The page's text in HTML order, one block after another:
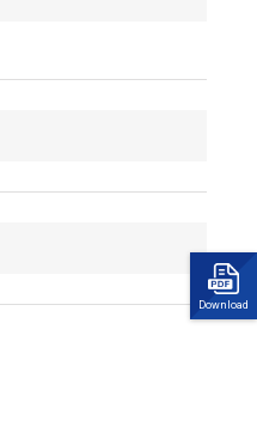
Download